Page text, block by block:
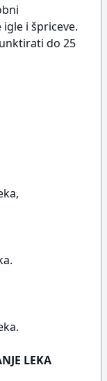
i špriceve.
do 25
LEKA